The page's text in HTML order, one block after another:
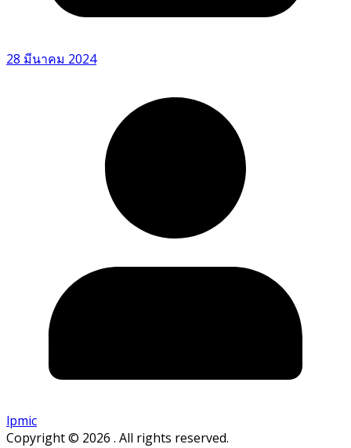
28 มีนาคม 2024
lpmic
Copyright © 2026 . All rights reserved.